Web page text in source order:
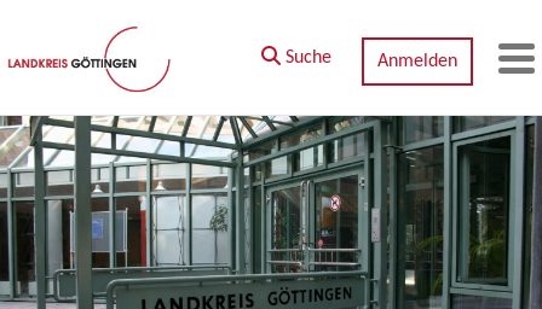
Zum Hauptinhalt springen
Suche Anmelden